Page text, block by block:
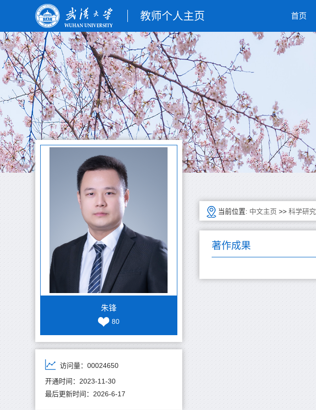
教师个人主页 首页
朱锋
80
访问量： 00024650
开通时间： 2023-11-30
最后更新时间： 2026-6-17
当前位置: 中文主页 >> 科学研究
著作成果